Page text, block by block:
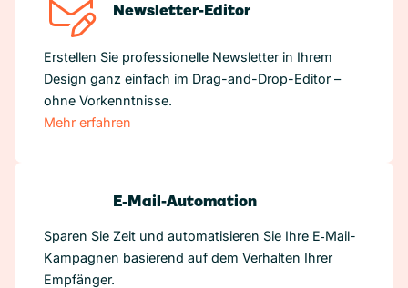
Newsletter-Editor
Erstellen Sie professionelle Newsletter in Ihrem
Design ganz einfach im Drag-and-Drop-Editor –
ohne Vorkenntnisse.
Mehr erfahren
E‑Mail-Automation
Sparen Sie Zeit und automatisieren Sie Ihre E‑Mail-
Kampagnen basierend auf dem Verhalten Ihrer
Empfänger.